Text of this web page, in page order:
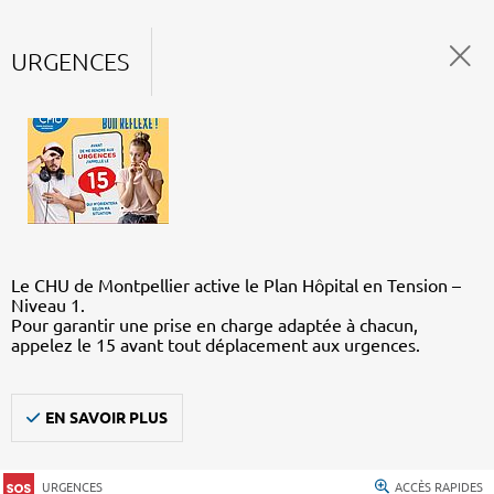
URGENCES
Le CHU de Montpellier active le Plan Hôpital en Tension –
Niveau 1.
Pour garantir une prise en charge adaptée à chacun,
appelez le 15 avant tout déplacement aux urgences.
EN SAVOIR PLUS
URGENCES ACCÈS RAPIDES